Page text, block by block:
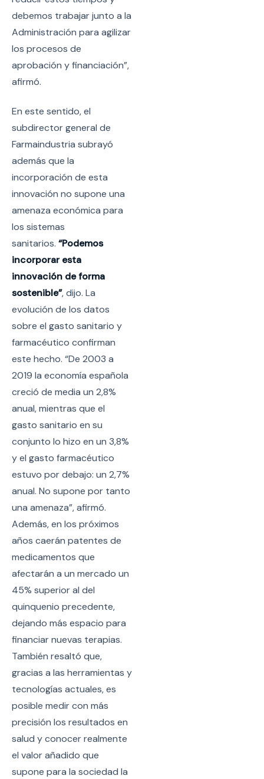
debemos trabajar junto a la
Administración para agilizar
los procesos de
aprobación y financiación”,
afirmó.
En este sentido, el
subdirector general de
Farmaindustria subrayó
además que la
incorporación de esta
innovación no supone una
amenaza económica para
los sistemas
sanitarios. “Podemos
incorporar esta
innovación de forma
sostenible”, dijo. La
evolución de los datos
sobre el gasto sanitario y
farmacéutico confirman
este hecho. “De 2003 a
2019 la economía española
creció de media un 2,8%
anual, mientras que el
gasto sanitario en su
conjunto lo hizo en un 3,8%
y el gasto farmacéutico
estuvo por debajo: un 2,7%
anual. No supone por tanto
una amenaza”, afirmó.
Además, en los próximos
años caerán patentes de
medicamentos que
afectarán a un mercado un
45% superior al del
quinquenio precedente,
dejando más espacio para
financiar nuevas terapias.
También resaltó que,
gracias a las herramientas y
tecnologías actuales, es
posible medir con más
precisión los resultados en
salud y conocer realmente
el valor añadido que
supone para la sociedad la